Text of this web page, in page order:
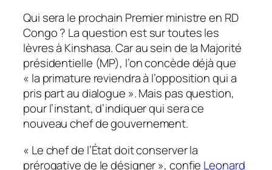
Qui sera le prochain Premier ministre en RD
Congo ? La question est sur toutes les
lèvres à Kinshasa. Car au sein de la Majorité
présidentielle (MP), l’on concède déjà que
« la primature reviendra à l’opposition qui a
pris part au dialogue ». Mais pas question,
pour l’instant, d’indiquer qui sera ce
nouveau chef de gouvernement.
« Le chef de l’État doit conserver la
prérogative de le désigner », confie Leonard